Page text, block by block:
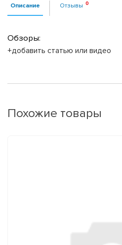
Описание Отзывы
Обзоры:
+добавить статью или видео
Похожие товары